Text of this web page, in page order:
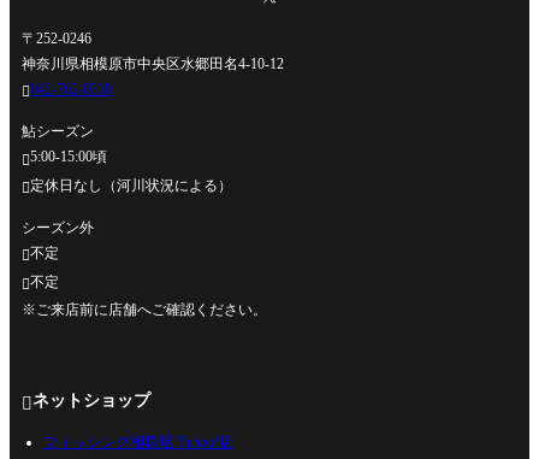
〒252-0246
神奈川県相模原市中央区水郷田名4-10-12
042-762-0330
鮎シーズン
5:00-15:00頃
定休日なし（河川状況による）
シーズン外
不定
不定
※ご来店前に店舗へご確認ください。
ネットショップ
フィッシング相模屋 Yahoo!店